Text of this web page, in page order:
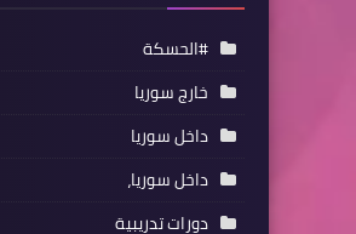
#الحسكة
خارج سوريا
داخل سوريا
داخل سوريا،
دورات تدريبية